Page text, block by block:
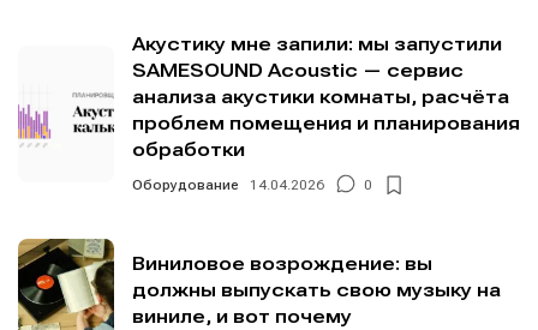
Акустику мне запили: мы запустили
SAMESOUND Acoustic — сервис
анализа акустики комнаты, расчёта
проблем помещения и планирования
обработки
Оборудование 14.04.2026 0
Виниловое возрождение: вы
должны выпускать свою музыку на
виниле, и вот почему